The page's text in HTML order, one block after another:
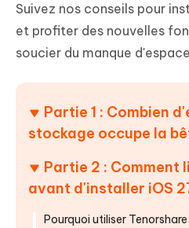
Suivez nos conseils pour
et profiter des nouvelles
soucier du manque
Partie 1 : Combien
stockage occupe la
Partie 2 : Comment
avant d'installer iOS
Pourquoi utiliser